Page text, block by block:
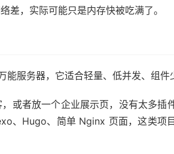
差，实际可能只是内存快被吃满了。
服务器，它适合轻量、低并发、组件
或者放一个企业展示页，没有太多插
、Hugo、简单 Nginx 页面，这类项